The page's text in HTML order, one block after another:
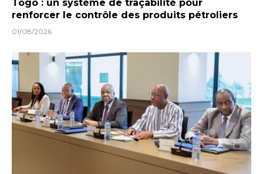
Togo : un système de traçabilité pour
renforcer le contrôle des produits pétroliers
01/08/2026